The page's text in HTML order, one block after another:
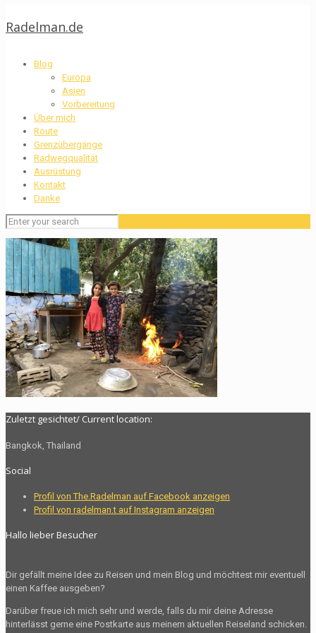
Radelman.de
Blog
Europa
Asien
Vorbereitung
Über mich
Route
Grenzübergänge
Radwegqualität
Ausrüstung
Kontakt
Danke
Zuletzt gesichtet/ Current location:
Bangkok, Thailand
Social
Profil von The.Radelman auf Facebook anzeigen
Profil von radelman.t auf Instagram anzeigen
Hallo lieber Besucher
Dir gefällt meine Idee zu Reisen und mein Blog und möchtest mir eventuell
einen Kaffee ausgeben?
Darüber freue ich mich sehr und werde, falls du mir deine Adresse
hinterlässt gerne eine Postkarte aus meinem aktuellen Reiseland schicken.